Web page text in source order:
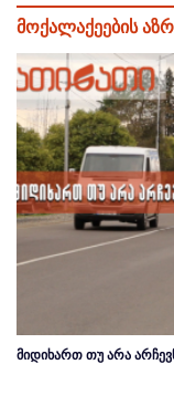
მოქალაქეების
მიდიხართ თუ არა